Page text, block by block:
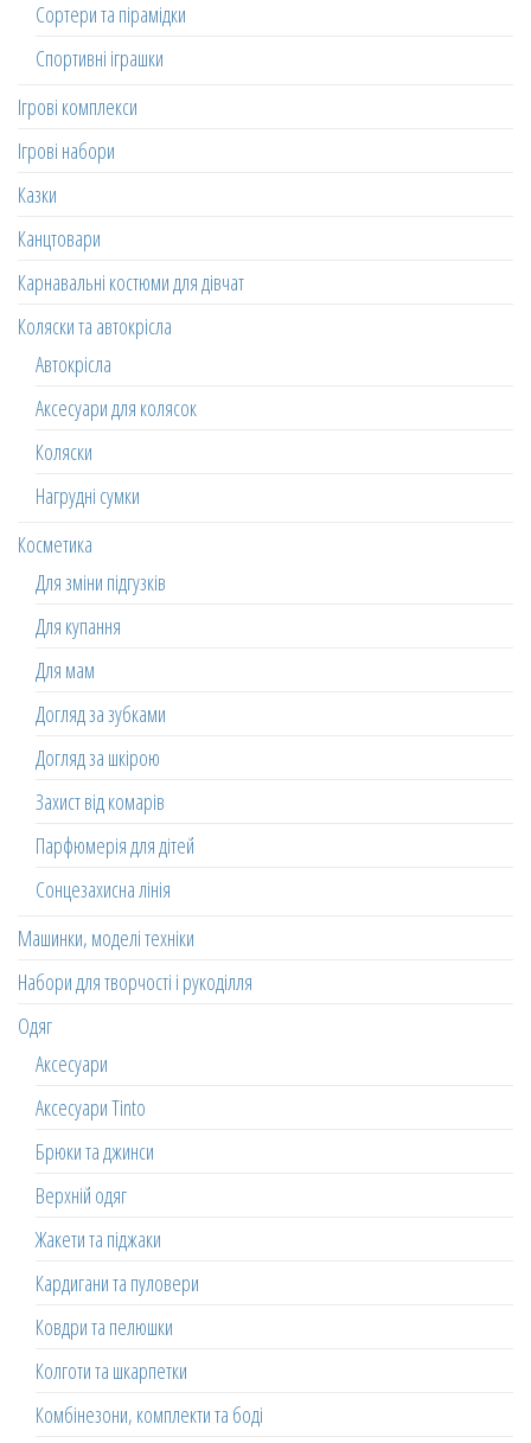
Сортери та пірамідки
Спортивні іграшки
Ігрові комплекси
Ігрові набори
Казки
Канцтовари
Карнавальні костюми для дівчат
Коляски та автокрісла
Автокрісла
Аксесуари для колясок
Коляски
Нагрудні сумки
Косметика
Для зміни підгузків
Для купання
Для мам
Догляд за зубками
Догляд за шкірою
Захист від комарів
Парфюмерія для дітей
Сонцезахисна лінія
Машинки, моделі техніки
Набори для творчості і рукоділля
Одяг
Аксесуари
Аксесуари Tinto
Брюки та джинси
Верхній одяг
Жакети та піджаки
Кардигани та пуловери
Ковдри та пелюшки
Колготи та шкарпетки
Комбінезони, комплекти та боді